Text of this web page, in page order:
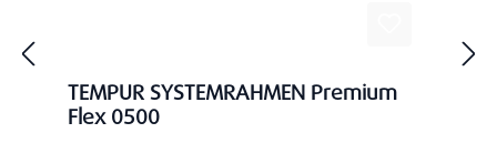
TEMPUR SYSTEMRAHMEN Premium
Flex 0500